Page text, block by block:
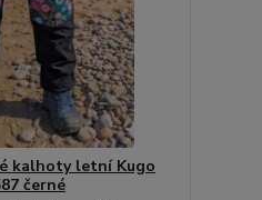
kalhoty letní Kugo
černé